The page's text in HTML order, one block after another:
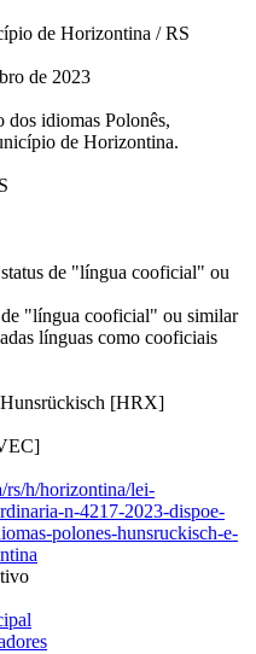
de Horizontina / RS
de 2023
dos idiomas Polonês,
de Horizontina.
de "língua cooficial" ou
"língua cooficial" ou similar
línguas como cooficiais
[HRX]
rs/h/horizontina/lei-
n-4217-2023-dispoe-
polones-hunsruckisch-e-